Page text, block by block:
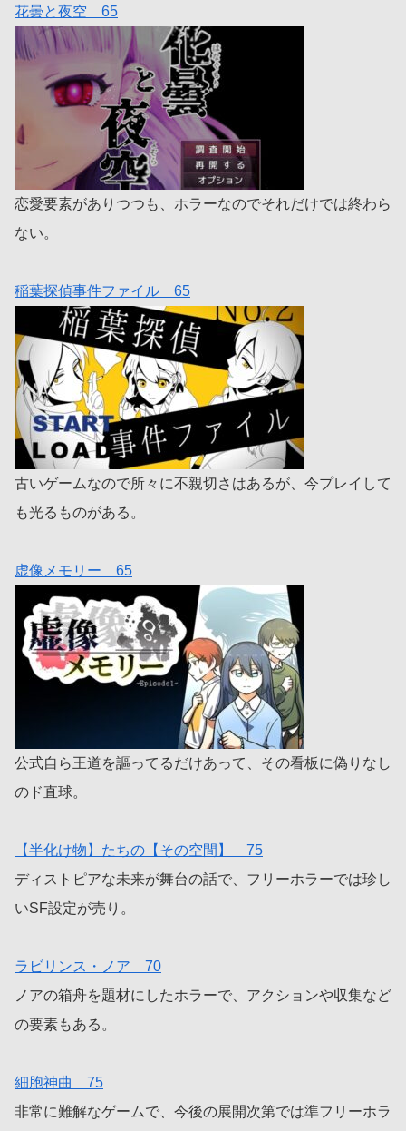
花曇と夜空 65
恋愛要素がありつつも、ホラーなのでそれだけでは終わら
ない。
稲葉探偵事件ファイル 65
古いゲームなので所々に不親切さはあるが、今プレイして
も光るものがある。
虚像メモリー 65
公式自ら王道を謳ってるだけあって、その看板に偽りなし
のド直球。
【半化け物】たちの【その空間】 75
ディストピアな未来が舞台の話で、フリーホラーでは珍し
いSF設定が売り。
ラビリンス・ノア 70
ノアの箱舟を題材にしたホラーで、アクションや収集など
の要素もある。
細胞神曲 75
非常に難解なゲームで、今後の展開次第では準フリーホラ